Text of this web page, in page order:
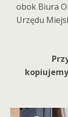
obok Biura
Urzędu
kopiujemy